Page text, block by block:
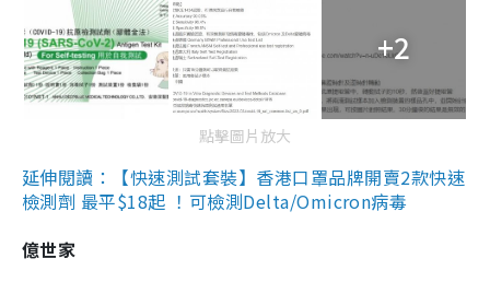
+2
點擊圖片放大
延伸閱讀：【快速測試套裝】香港口罩品牌開賣2款快速
檢測劑 最平$18起 ！可檢測Delta/Omicron病毒
億世家